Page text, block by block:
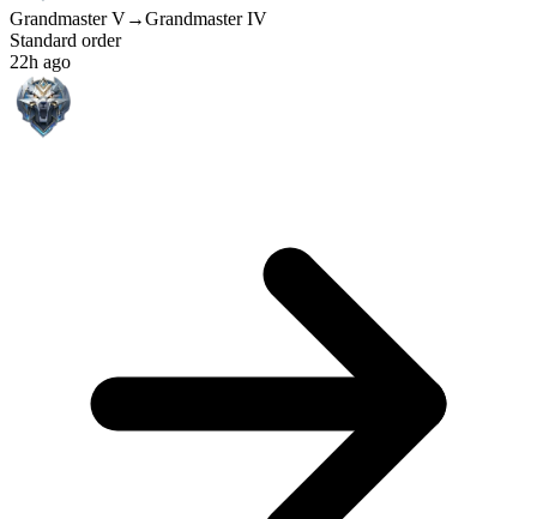
Grandmaster V→Grandmaster IV
Standard order
22h ago